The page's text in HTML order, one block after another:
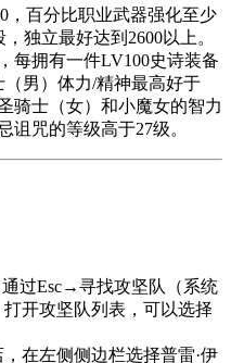
，百分比职业武器强化至少
独立最好达到2600以上。
每拥有一件LV100史诗装备
男）体力/精神最高好于
骑士（女）和小魔女的智力
诅咒的等级高于27级。
过Esc→寻找攻坚队（系统
开攻坚队列表，可以选择
在左侧侧边栏选择普雷·伊